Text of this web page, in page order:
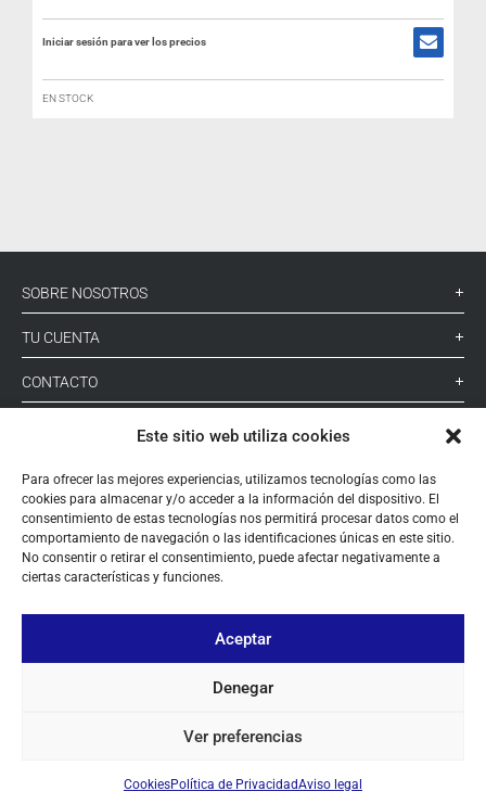
Este sitio web utiliza cookies
Para ofrecer las mejores experiencias, utilizamos tecnologías como las
cookies para almacenar y/o acceder a la información del dispositivo. El
consentimiento de estas tecnologías nos permitirá procesar datos como el
comportamiento de navegación o las identificaciones únicas en este sitio.
No consentir o retirar el consentimiento, puede afectar negativamente a
ciertas características y funciones.
Aceptar
Denegar
Ver preferencias
CookiesPolítica de PrivacidadAviso legal
Iniciar sesión para ver los precios
EN STOCK
SOBRE NOSOTROS
TU CUENTA
CONTACTO
+ 34 933 348 800
info@pihernz.com
Linkedin
Instagram